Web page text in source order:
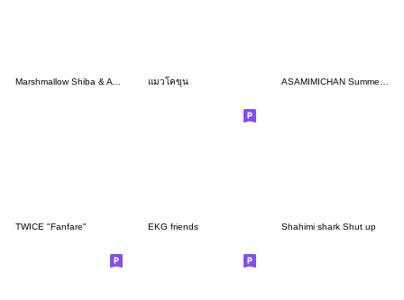
แมวโคขุน
TWICE "Fanfare" EKG friends Shahimi shark Shut up